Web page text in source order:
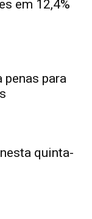
em 12,4%
penas para
quinta-